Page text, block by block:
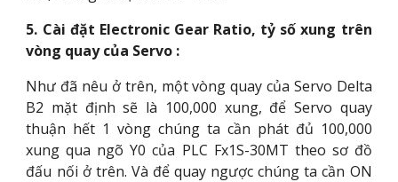
5. Cài đặt Electronic Gear Ratio, tỷ số xung trên
vòng quay của Servo :
Như đã nêu ở trên, một vòng quay của Servo Delta
B2 mặt định sẽ là 100,000 xung, để Servo quay
thuận hết 1 vòng chúng ta cần phát đủ 100,000
xung qua ngõ Y0 của PLC Fx1S-30MT theo sơ đồ
đấu nối ở trên. Và để quay ngược chúng ta cần ON